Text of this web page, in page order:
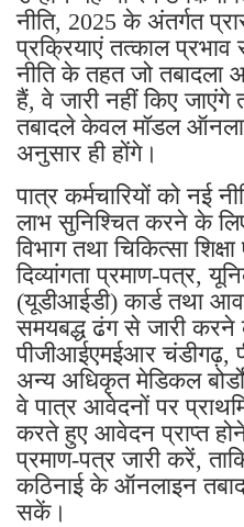
नीति, 2025 के अंतर्गत
प्रक्रियाएं तत्काल प्रभाव
नीति के तहत जो तबादला
हैं, वे जारी नहीं किए
तबादले केवल मॉडल
अनुसार ही होंगे।
पात्र कर्मचारियों को नई
लाभ सुनिश्चित करने के
विभाग तथा चिकित्सा
दिव्यांगता प्रमाण-पत्र,
(यूडीआईडी) कार्ड तथा
समयबद्ध ढंग से जारी करने
पीजीआईएमईआर चंडीगढ़,
अन्य अधिकृत मेडिकल
वे पात्र आवेदनों पर
करते हुए आवेदन प्राप्त
प्रमाण-पत्र जारी करें,
कठिनाई के ऑनलाइन
सकें।